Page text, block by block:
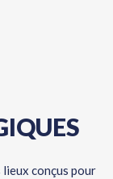
conçus pour